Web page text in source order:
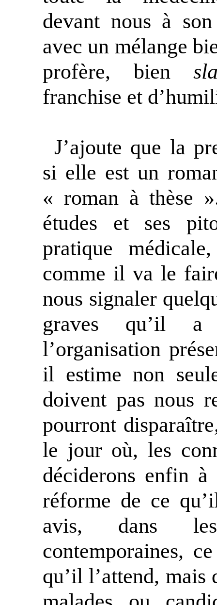
devant nous à
avec un mélange
profère, bien
franchise et
J’ajoute que la
si elle est un
« roman à thèse
études et ses
pratique
comme il va le
nous signaler
graves qu’il a
l’organisation
il estime non
doivent pas nous
pourront
le jour où, les
déciderons enfin
réforme de ce
avis, dans
contemporaines,
qu’il l’attend, mais